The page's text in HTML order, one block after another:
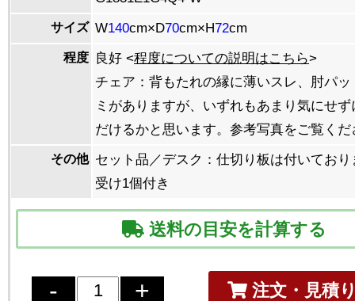
サイズ W140cm×D70cm×H72cm
程度 良好 <程度についての説明はこちら>
チェア：背もたれの縁に薄いスレ、肘パ
ミがありますが、いずれもあまり気にせ
だけるかと思います。参考写真をご覧くだ
その他 セット品／デスク：仕切り板は付いてお
受け1個付き
送料の目安を計算する
注文・見積